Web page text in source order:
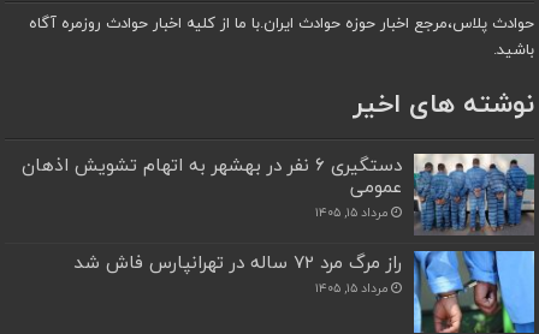
حوادث پلاس،مرجع اخبار حوزه حوادث ایران.با ما از کلیه اخبار حوادث روزمره آگاه
باشید.
نوشته های اخیر
دستگیری ۶ نفر در بهشهر به اتهام تشویش اذهان
عمومی
مرداد ۱۵, ۱۴۰۵
راز مرگ مرد ۷۲ ساله در تهرانپارس فاش شد
مرداد ۱۵, ۱۴۰۵